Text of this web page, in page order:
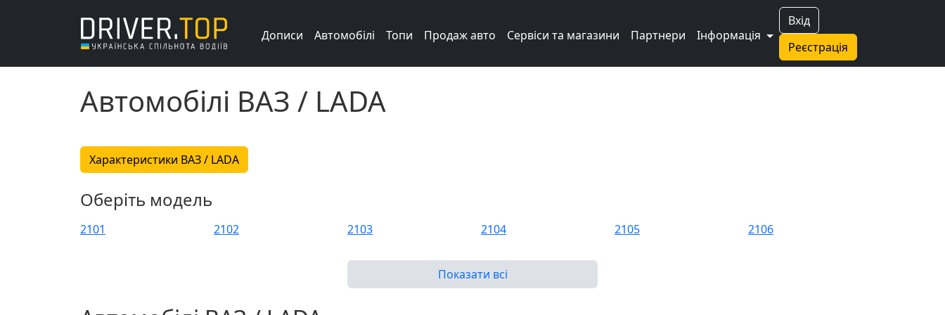
Вхід
Реєстрація
Дописи Автомобілі Топи Продаж авто Сервіси та магазини Партнери Інформація
Автомобілі ВАЗ / LADA
Характеристики ВАЗ / LADA
Оберіть модель
2101 2102 2103 2104 2105 2106
2109 21099
Показати всі